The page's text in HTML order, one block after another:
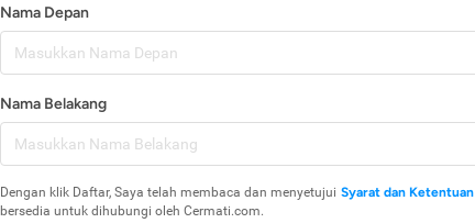
Nama Depan
Nama Belakang
Dengan klik Daftar, Saya telah membaca dan menyetujui Syarat dan Ketentuan
bersedia untuk dihubungi oleh Cermati.com.